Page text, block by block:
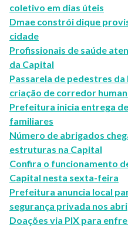
coletivo em dias úteis
Dmae constrói dique
cidade
Profissionais de saúde
da Capital
Passarela de pedestres
criação de corredor
Prefeitura inicia entrega
familiares
Número de abrigados
estruturas na Capital
Confira o funcionamento
Capital nesta sexta-feira
Prefeitura anuncia local
segurança privada nos
Doações via PIX para